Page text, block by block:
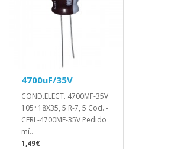
4700uF/35V
COND.ELECT. 4700MF-35V
105º 18X35, 5 R-7, 5 Cod. -
CERL-4700MF-35V Pedido
mí..
1,49€